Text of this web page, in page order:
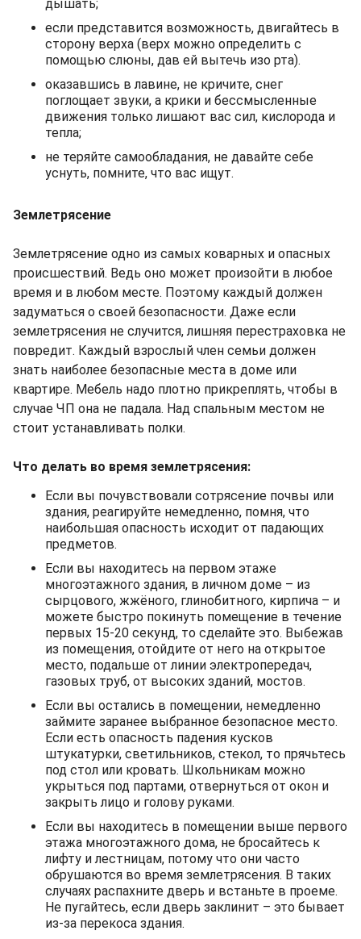
дышать;
если представится возможность, двигайтесь в
сторону верха (верх можно определить с
помощью слюны, дав ей вытечь изо рта).
оказавшись в лавине, не кричите, снег
поглощает звуки, а крики и бессмысленные
движения только лишают вас сил, кислорода и
тепла;
не теряйте самообладания, не давайте себе
уснуть, помните, что вас ищут.
Землетрясение
Землетрясение одно из самых коварных и опасных
происшествий. Ведь оно может произойти в любое
время и в любом месте. Поэтому каждый должен
задуматься о своей безопасности. Даже если
землетрясения не случится, лишняя перестраховка не
повредит. Каждый взрослый член семьи должен
знать наиболее безопасные места в доме или
квартире. Мебель надо плотно прикреплять, чтобы в
случае ЧП она не падала. Над спальным местом не
стоит устанавливать полки.
Что делать во время землетрясения:
Если вы почувствовали сотрясение почвы или
здания, реагируйте немедленно, помня, что
наибольшая опасность исходит от падающих
предметов.
Если вы находитесь на первом этаже
многоэтажного здания, в личном доме – из
сырцового, жжёного, глинобитного, кирпича – и
можете быстро покинуть помещение в течение
первых 15-20 секунд, то сделайте это. Выбежав
из помещения, отойдите от него на открытое
место, подальше от линии электропередач,
газовых труб, от высоких зданий, мостов.
Если вы остались в помещении, немедленно
займите заранее выбранное безопасное место.
Если есть опасность падения кусков
штукатурки, светильников, стекол, то прячьтесь
под стол или кровать. Школьникам можно
укрыться под партами, отвернуться от окон и
закрыть лицо и голову руками.
Если вы находитесь в помещении выше первого
этажа многоэтажного дома, не бросайтесь к
лифту и лестницам, потому что они часто
обрушаются во время землетрясения. В таких
случаях распахните дверь и встаньте в проеме.
Не пугайтесь, если дверь заклинит – это бывает
из-за перекоса здания.